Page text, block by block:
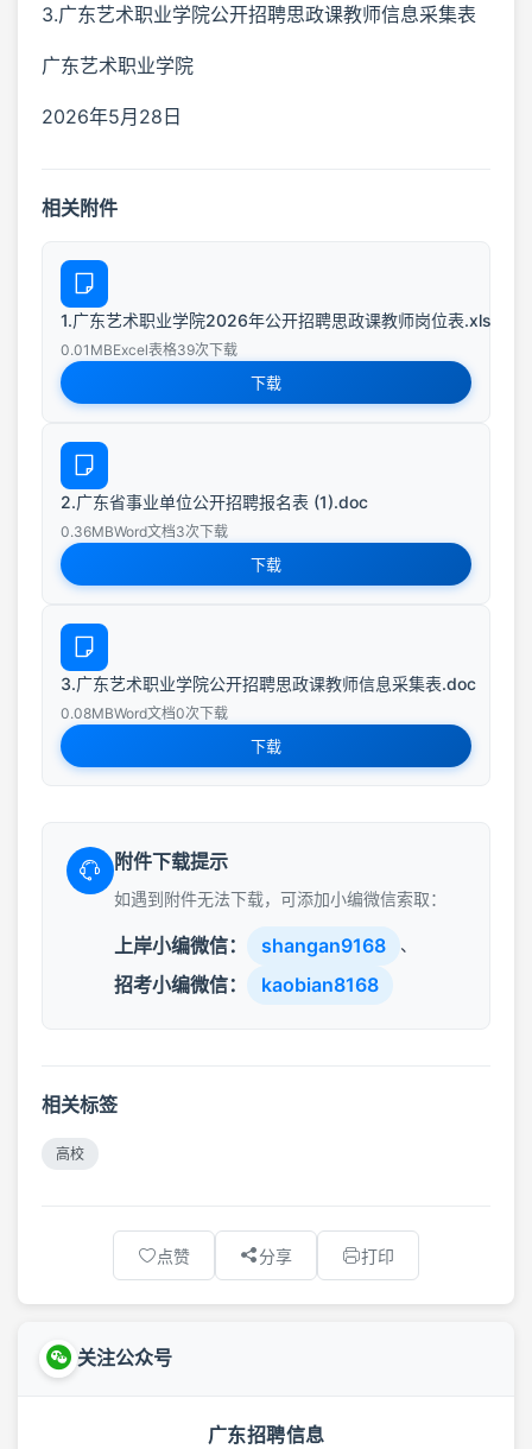
3.广东艺术职业学院公开招聘思政课教师信息采集表
广东艺术职业学院
2026年5月28日
相关附件
1.广东艺术职业学院2026年公开招聘思政课教师岗位表.xls
0.01MBExcel表格39次下载
下载
2.广东省事业单位公开招聘报名表 (1).doc
0.36MBWord文档3次下载
下载
3.广东艺术职业学院公开招聘思政课教师信息采集表.doc
0.08MBWord文档0次下载
下载
附件下载提示
如遇到附件无法下载，可添加小编微信索取：
上岸小编微信： shangan9168 、
招考小编微信： kaobian8168
相关标签
高校
点赞 分享 打印
关注公众号
广东招聘信息